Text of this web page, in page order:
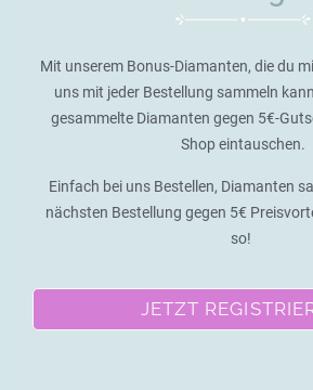
Mit unserem Bonus-Diamanten, die du
uns mit jeder Bestellung sammeln
gesammelte Diamanten gegen 5€-
Shop eintauschen.
Einfach bei uns Bestellen, Diamanten
nächsten Bestellung gegen 5€
so!
JETZT